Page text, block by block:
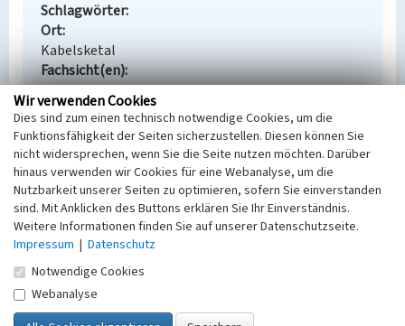
Schlagwörter
Ort
Kabelsketal
Fachsicht(en)
Denkmalpflege
Erfassungsmaßstab
Keine Angabe
Erfassungsmethode
Übernahme aus externer Fachdatenbank
Empfohlene Zitierweise
Urheberrechtlicher Hinweis
Der hier präsentierte Inhalt steht unter der freien
Lizenz dl-by-de/2.0 (Namensnennung). Die
Wir verwenden Cookies
Dies sind zum einen technisch notwendige Cookies, um die
Funktionsfähigkeit der Seiten sicherzustellen. Diesen können Sie
nicht widersprechen, wenn Sie die Seite nutzen möchten. Darüber
hinaus verwenden wir Cookies für eine Webanalyse, um die
Nutzbarkeit unserer Seiten zu optimieren, sofern Sie einverstanden
sind. Mit Anklicken des Buttons erklären Sie Ihr Einverständnis.
Weitere Informationen finden Sie auf unserer Datenschutzseite.
Impressum | Datenschutz
Notwendige Cookies
Webanalyse